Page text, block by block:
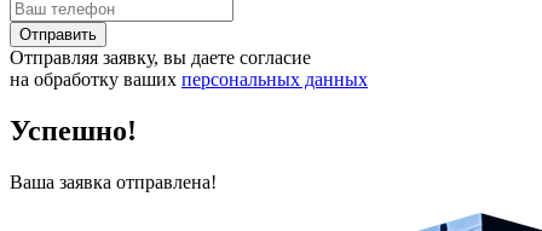
Отправить
Отправляя заявку, вы даете согласие
на обработку ваших персональных данных
Успешно!
Ваша заявка отправлена!